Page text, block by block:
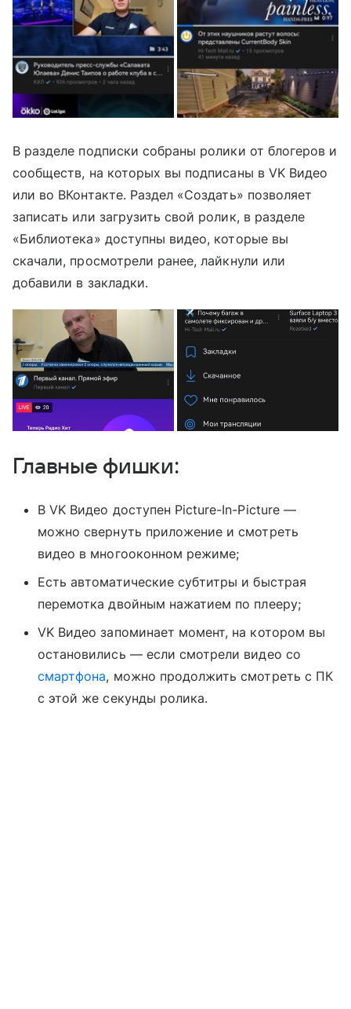
В разделе подписки собраны ролики от блогеров и
сообществ, на которых вы подписаны в VK Видео
или во ВКонтакте. Раздел «Создать» позволяет
записать или загрузить свой ролик, в разделе
«Библиотека» доступны видео, которые вы
скачали, просмотрели ранее, лайкнули или
добавили в закладки.
Главные фишки:
В VK Видео доступен Picture-In-Picture —
можно свернуть приложение и смотреть
видео в многооконном режиме;
Есть автоматические субтитры и быстрая
перемотка двойным нажатием по плееру;
VK Видео запоминает момент, на котором вы
остановились — если смотрели видео со
смартфона, можно продолжить смотреть с ПК
с этой же секунды ролика.